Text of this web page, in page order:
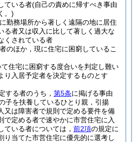
ている者(自己の責めに帰すべき事由
。)
勤務場所から著しく遠隔の地に居住
る者又は収入に比して著しく過大な
くされている者
のほか，現に住宅に困窮しているこ
て住宅に困窮する度合いを判定し難い
り入居予定者を決定するものとす
する者のうち， 第5条に掲げる事由
子を扶養しているひとり親，引揚
又は障害者で規則で定める要件を備
で定める者で速やかに市営住宅に入
ている者については， 前2項の規定に
り当てた市営住宅に優先的に選考し